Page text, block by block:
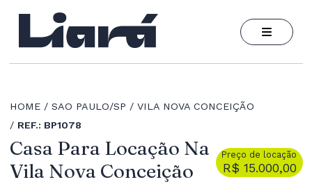
HOME SAO PAULO/SP
VILA NOVA CONCEIÇÃO
REF.: BP1078
Casa Para Locação Na
Vila Nova Conceição
Preço de locação
R$ 15.000,00